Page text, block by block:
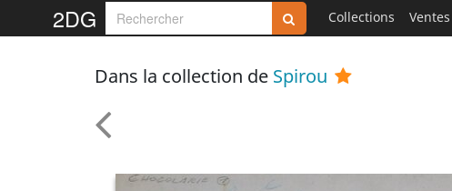
2DG Collections Ventes
Dans la collection de Spirou